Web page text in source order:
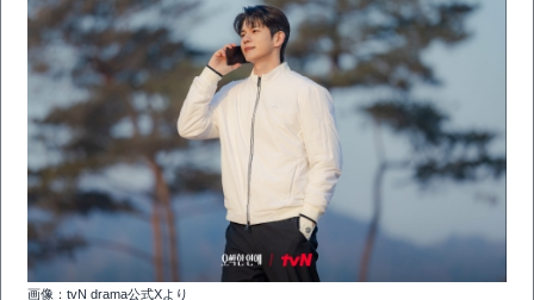
画像：tvN drama公式Xより